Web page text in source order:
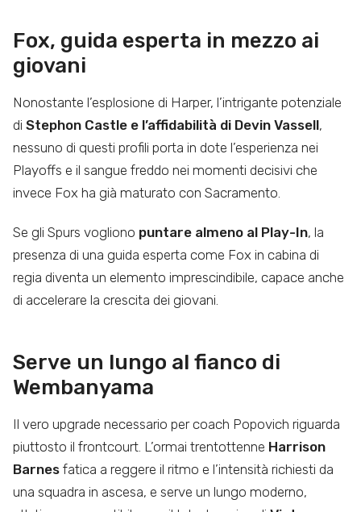
Fox, guida esperta in mezzo ai
giovani
Nonostante l’esplosione di Harper, l’intrigante potenziale
di Stephon Castle e l’affidabilità di Devin Vassell,
nessuno di questi profili porta in dote l’esperienza nei
Playoffs e il sangue freddo nei momenti decisivi che
invece Fox ha già maturato con Sacramento.
Se gli Spurs vogliono puntare almeno al Play-In, la
presenza di una guida esperta come Fox in cabina di
regia diventa un elemento imprescindibile, capace anche
di accelerare la crescita dei giovani.
Serve un lungo al fianco di
Wembanyama
Il vero upgrade necessario per coach Popovich riguarda
piuttosto il frontcourt. L’ormai trentottenne Harrison
Barnes fatica a reggere il ritmo e l’intensità richiesti da
una squadra in ascesa, e serve un lungo moderno,